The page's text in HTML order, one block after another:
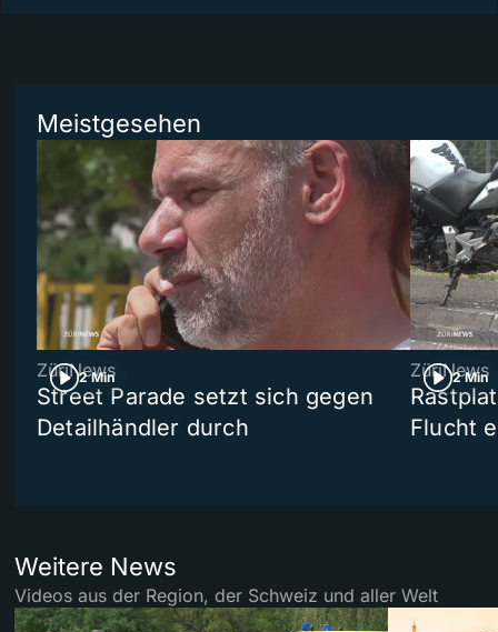
Meistgesehen
2 Min
ZüriNews
Street Parade setzt sich gegen
Detailhändler durch
2 Min
ZüriNews
Flucht
Weitere News
Videos aus der Region, der Schweiz und aller Welt